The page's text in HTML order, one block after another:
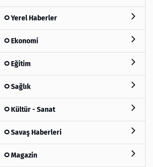
Yerel Haberler
Ekonomi
Eğitim
Sağlık
Kültür - Sanat
Savaş Haberleri
Magazin